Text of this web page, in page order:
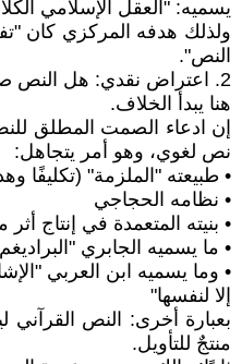
يسميه: "العقل الإسلامي
ولذلك هدفه المركزي كان
النص".
2. اعتراض نقدي: هل النص صامت حقًا؟
هنا يبدأ الخلاف.
إن ادعاء الصمت المطلق
نص لغوي، وهو أمر يتجاهل:
• طبيعته "الملزمة" (تكليفًا
• نظامه الحجاجي
• بنيته المتعمدة في إنتاج
• ما يسميه الجابري
• وما يسميه ابن العربي
إلا لنفسها"
بعبارة أخرى: النص
منتجٌ للتأويل.